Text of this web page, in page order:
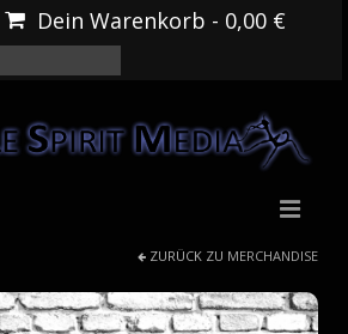
Dein Warenkorb - 0,00 €
ZURÜCK ZU MERCHANDISE